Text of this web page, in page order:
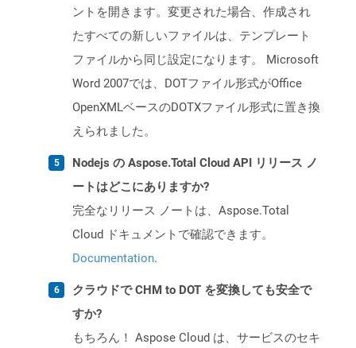
ントを開きます。変更された場合、作成され
たすべての新しいファイルは、テンプレート
ファイルから同じ設定になります。 Microsoft
Word 2007では、DOTファイル形式がOffice
OpenXMLベースのDOTXファイル形式に置き換
えられました。
Nodejs の Aspose.Total Cloud API リリース ノ
ートはどこにありますか?
完全なリリース ノートは、Aspose.Total
Cloud ドキュメントで確認できます。
Documentation.
クラウドで CHM to DOT を変換しても安全で
すか?
もちろん！ Aspose Cloud は、サービスのセキ